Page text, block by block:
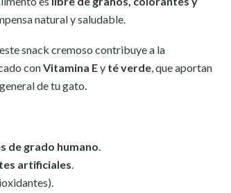
natural y saludable.
snack cremoso contribuye a la
conVitamina Ey té verde, que aportan
de tu gato.
de grado humano.
artificiales.